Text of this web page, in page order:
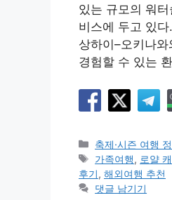
있는 규모의 워
비스에 두고 있
상하이–오키나
경험할 수 있는
카
테
고
리
축제·시즌 여행
태
그
가족여행, 로얄
후기, 해외여행 추천
댓글 남기기